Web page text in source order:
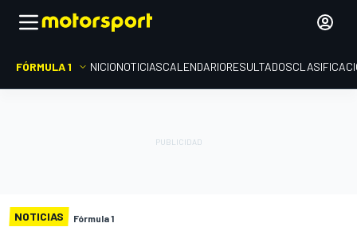
FÓRMULA 1 INICIONOTICIASCALENDARIORESULTADOS
NOTICIAS Fórmula 1